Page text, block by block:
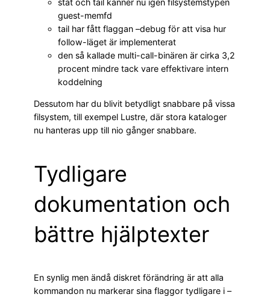
guest-memfd
tail har fått flaggan –debug för att visa hur
follow-läget är implementerat
den så kallade multi-call-binären är cirka 3,2
procent mindre tack vare effektivare intern
koddelning
Dessutom har du blivit betydligt snabbare på vissa
filsystem, till exempel Lustre, där stora kataloger
nu hanteras upp till nio gånger snabbare.
Tydligare
dokumentation och
bättre hjälptexter
En synlig men ändå diskret förändring är att alla
kommandon nu markerar sina flaggor tydligare i –